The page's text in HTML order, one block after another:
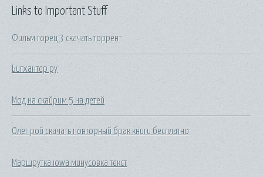
Links to Important Stuff
Фильм горец 3 скачать торрент
Бигхантер ру
Мод на скайрим 5 на детей
Олег рой скачать повторный брак книги бесплатно
Маршрутка iowa минусовка текст